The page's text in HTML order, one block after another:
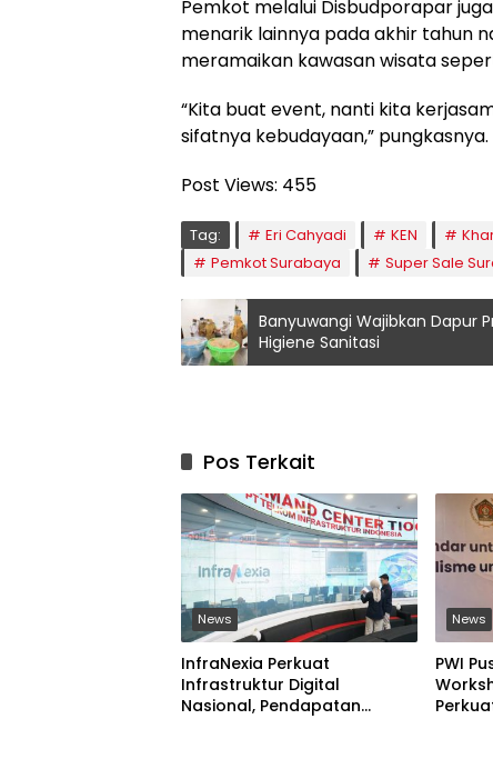
Pemkot melalui Disbudporapar
menarik lainnya pada akhir tahun
meramaikan kawasan wisata
“Kita buat event, nanti kita
sifatnya kebudayaan,” pungkasnya.
Post Views: 455
Tag: Eri Cahyadi KEN
Pemkot Surabaya
Super Sale
Banyuwangi Wajibkan Dapur
Higiene Sanitasi
Pos Terkait
News
InfraNexia Perkuat
Infrastruktur Digital
Nasional, Pendapatan
News
PWI